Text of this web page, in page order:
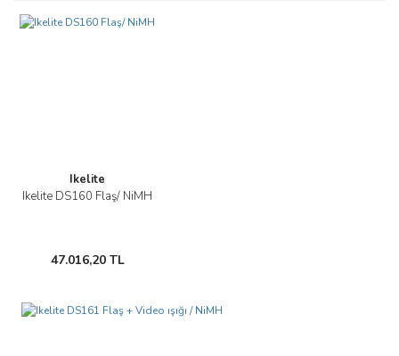
Görüş ve önerileriniz için teşekkür ederiz.
Ikelite
Ikelite DS160 Flaş/ NiMH
47.016,20 TL